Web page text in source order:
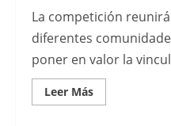
La competición
diferentes
poner en valor la
Leer MásLeer
más